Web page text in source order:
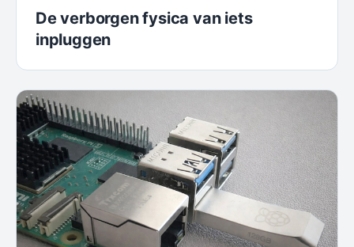
De verborgen fysica van iets
inpluggen